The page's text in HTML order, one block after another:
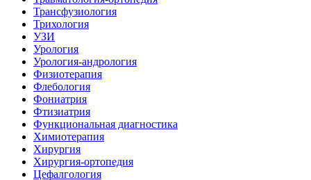
Трансфузиология
Трихология
УЗИ
Урология
Урология-андрология
Физиотерапия
Флебология
Фониатрия
Фтизиатрия
Функциональная диагностика
Химиотерапия
Хирургия
Хирургия-ортопедия
Цефалгология